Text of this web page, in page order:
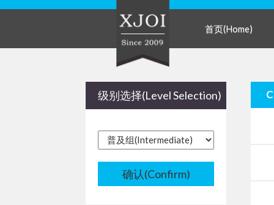
首页(Home)
级别选择(Level Selection)
确认(Confirm)